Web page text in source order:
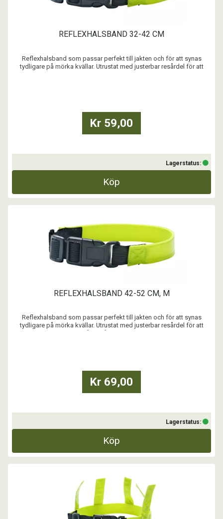
REFLEXHALSBAND 32-42 CM
Reflexhalsband som passar perfekt till jakten och för att synas
tydligare på mörka kvällar. Utrustat med justerbar resårdel för att
Kr 59,00
Lagerstatus:
Köp
REFLEXHALSBAND 42-52 CM, M
Reflexhalsband som passar perfekt till jakten och för att synas
tydligare på mörka kvällar. Utrustat med justerbar resårdel för att
Kr 69,00
Lagerstatus:
Köp